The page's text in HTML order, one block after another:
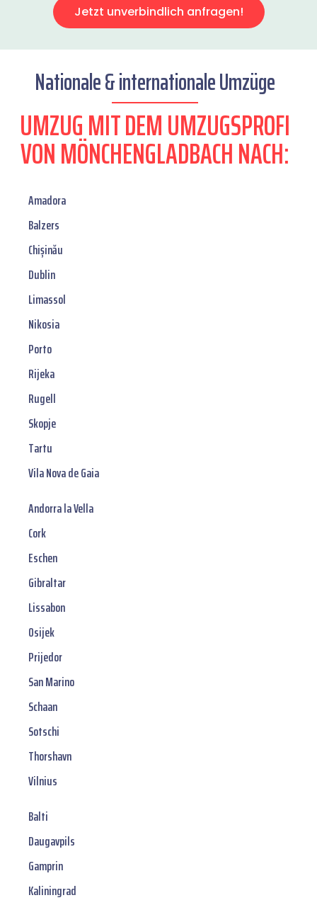
Jetzt unverbindlich anfragen!
Nationale & internationale Umzüge
UMZUG MIT DEM UMZUGSPROFI
VON MÖNCHENGLADBACH NACH:
Amadora
Balzers
Chișinău
Dublin
Limassol
Nikosia
Porto
Rijeka
Rugell
Skopje
Tartu
Vila Nova de Gaia
Andorra la Vella
Cork
Eschen
Gibraltar
Lissabon
Osijek
Prijedor
San Marino
Schaan
Sotschi
Thorshavn
Vilnius
Balti
Daugavpils
Gamprin
Kaliningrad